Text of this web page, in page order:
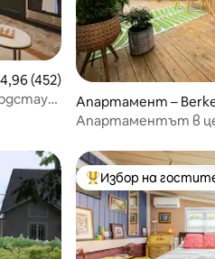
оценка: 4,96 от 5, 452
4,96 (452)
Апартамент –
gs
Апартаментът в
Най-популярен
Избор на